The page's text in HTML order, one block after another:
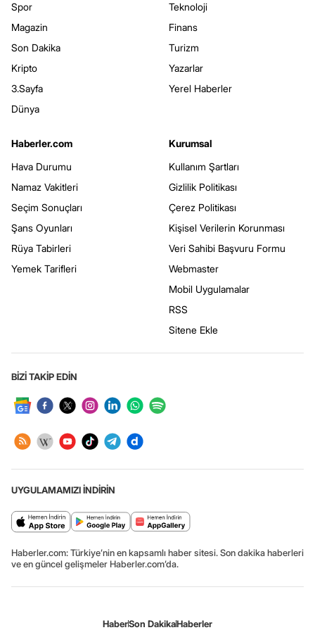
Spor
Magazin
Son Dakika
Kripto
3.Sayfa
Dünya
Teknoloji
Finans
Turizm
Yazarlar
Yerel Haberler
Haberler.com
Hava Durumu
Namaz Vakitleri
Seçim Sonuçları
Şans Oyunları
Rüya Tabirleri
Yemek Tarifleri
Kurumsal
Kullanım Şartları
Gizlilik Politikası
Çerez Politikası
Kişisel Verilerin Korunması
Veri Sahibi Başvuru Formu
Webmaster
Mobil Uygulamalar
RSS
Sitene Ekle
BİZİ TAKİP EDİN
UYGULAMAMIZI İNDİRİN
Haberler.com: Türkiye’nin en kapsamlı haber sitesi. Son dakika haberleri
ve en güncel gelişmeler Haberler.com’da.
HaberSon DakikaHaberler